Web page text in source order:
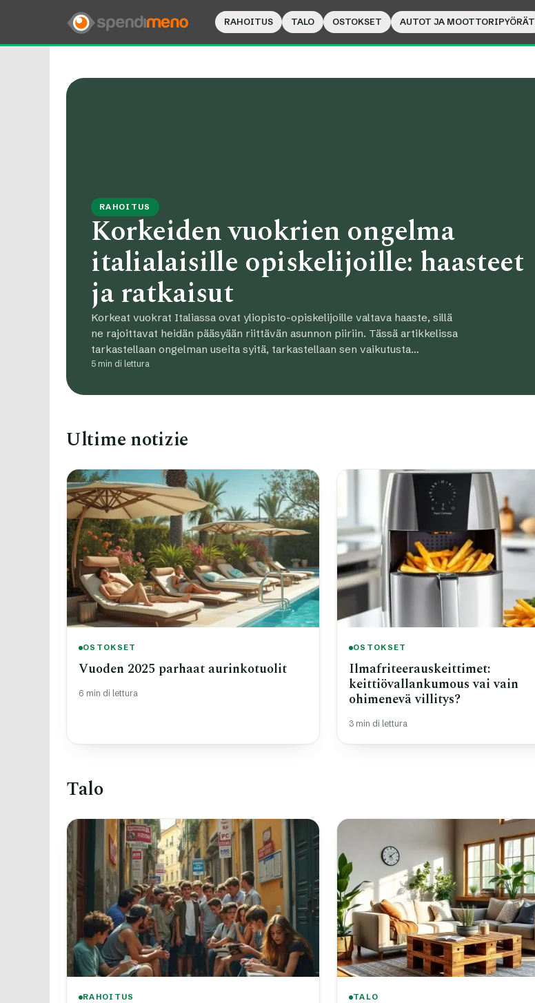
RAHOITUS TALO OSTOKSET AUTOT JA MOOTTORIPYÖRÄT
RAHOITUS
Korkeiden vuokrien ongelma
italialaisille opiskelijoille: haasteet
ja ratkaisut
Korkeat vuokrat Italiassa ovat yliopisto-opiskelijoille valtava haaste, sillä
ne rajoittavat heidän pääsyään riittävän asunnon piiriin. Tässä artikkelissa
tarkastellaan ongelman useita syitä, tarkastellaan sen vaikutusta…
5 min di lettura
Ultime notizie
OSTOKSET
Vuoden 2025 parhaat aurinkotuolit
6 min di lettura
OSTOKSET
Ilmafriteerauskeittimet:
keittiövallankumous vai vain
ohimenevä villitys?
3 min di lettura
Talo
RAHOITUS TALO